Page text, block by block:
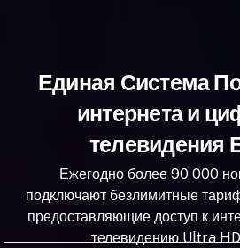
Единая Система
интернета и
телевидения
Ежегодно более 90 000
подключают безлимитные
предоставляющие доступ к
телевидению Ultra HD